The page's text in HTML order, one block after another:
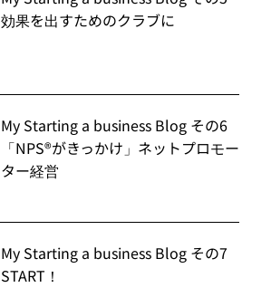
効果を出すためのクラブに
My Starting a business Blog その6
「NPS®️がきっかけ」ネットプロモー
ター経営
My Starting a business Blog その7
START！